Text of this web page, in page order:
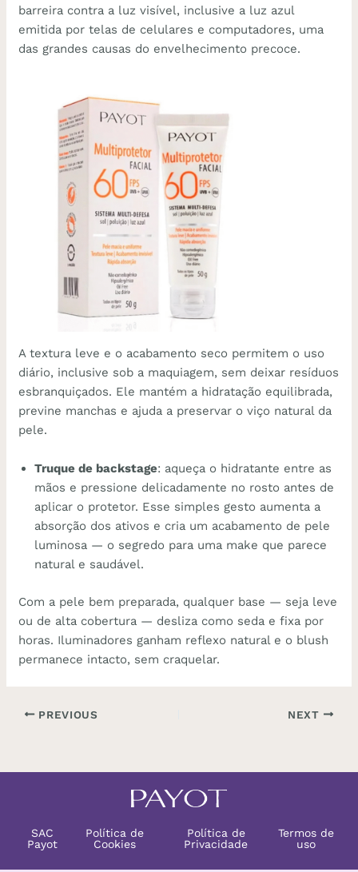
barreira contra a luz visível, inclusive a luz azul
emitida por telas de celulares e computadores, uma
das grandes causas do envelhecimento precoce.
A textura leve e o acabamento seco permitem o uso
diário, inclusive sob a maquiagem, sem deixar resíduos
esbranquiçados. Ele mantém a hidratação equilibrada,
previne manchas e ajuda a preservar o viço natural da
pele.
Truque de backstage: aqueça o hidratante entre as
mãos e pressione delicadamente no rosto antes de
aplicar o protetor. Esse simples gesto aumenta a
absorção dos ativos e cria um acabamento de pele
luminosa — o segredo para uma make que parece
natural e saudável.
Com a pele bem preparada, qualquer base — seja leve
ou de alta cobertura — desliza como seda e fixa por
horas. Iluminadores ganham reflexo natural e o blush
permanece intacto, sem craquelar.
PREVIOUS NEXT
SAC
Payot
Política de
Cookies
Política de
Privacidade
Termos de
uso